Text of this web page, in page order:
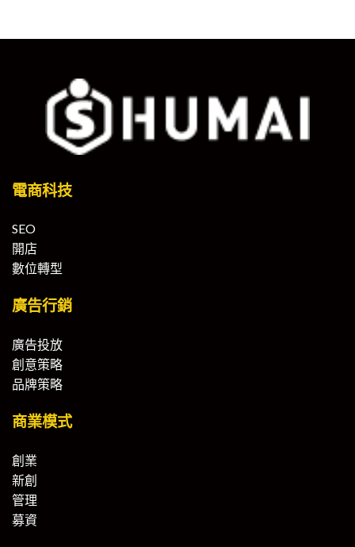
電商科技
SEO
開店
數位轉型
廣告行銷
廣告投放
創意策略
品牌策略
商業模式
創業
新創
管理
募資